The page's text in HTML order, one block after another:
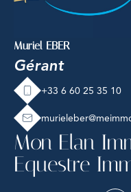
Muriel EBER
Gérant
+33 6 60 25 35 10
Mon Elan
Equestre